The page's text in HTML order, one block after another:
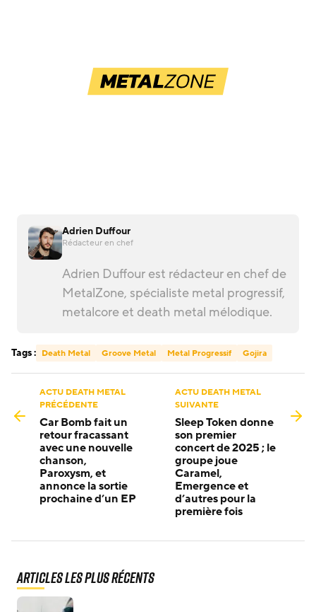
Adrien Duffour
Rédacteur en chef
Adrien Duffour est rédacteur en chef de
MetalZone, spécialiste metal progressif,
metalcore et death metal mélodique.
Tags : Death Metal Groove Metal Metal Progressif Gojira
ACTU DEATH METAL
PRÉCÉDENTE
Car Bomb fait un
retour fracassant
avec une nouvelle
chanson,
Paroxysm, et
annonce la sortie
prochaine d’un EP
ACTU DEATH METAL
SUIVANTE
Sleep Token donne
son premier
concert de 2025 ; le
groupe joue
Caramel,
Emergence et
d’autres pour la
première fois
Articles les plus récents